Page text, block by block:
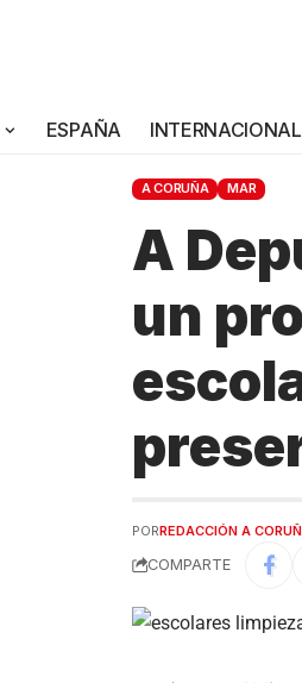
ESPAÑA INTERNACIONAL
A CORUÑA MAR
A
un
PORREDACCIÓN A
COMPARTE